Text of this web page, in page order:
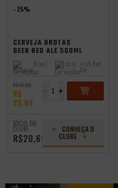
- 25%
CERVEJA BROTAS
BEER RED ALE 500ML
Origem:
Brasil Estilo: Irish Red
Ale
R$ 31,98
R$
23,98
+
-
SÓCIO DO
CLUBE
R$20,69
CONHEÇA O
CLUBE